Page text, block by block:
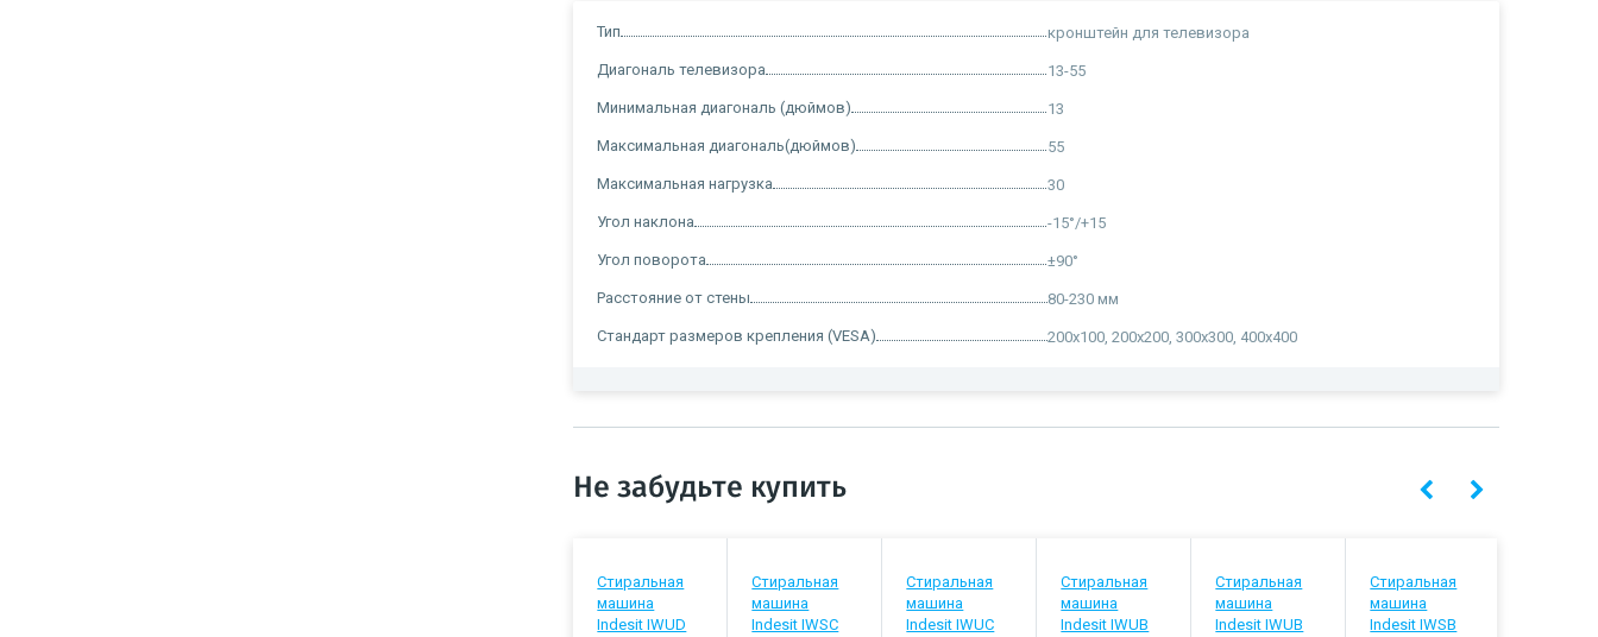
Тип кронштейн для телевизора
Диагональ телевизора 13-55
Минимальная диагональ (дюймов) 13
Максимальная диагональ(дюймов) 55
Максимальная нагрузка 30
Угол наклона -15°/+15
Угол поворота ±90°
Расстояние от стены 80-230 мм
Стандарт размеров крепления (VESA) 200x100, 200x200, 300х300, 400х400
Не забудьте купить
Стиральная
машина
Indesit IWUD
Стиральная
машина
Indesit IWSC
Стиральная
машина
Indesit IWUC
Стиральная
машина
Indesit IWUB
Стиральная
машина
Indesit IWUB
Стиральная
машина
Indesit IWSB